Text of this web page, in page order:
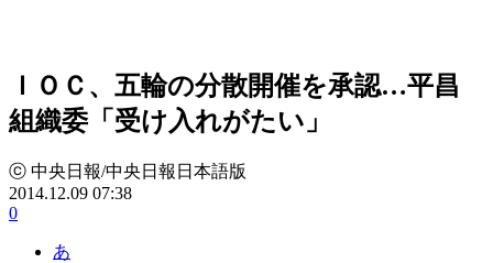
ＩＯＣ、五輪の分散開催を承認…平昌
組織委「受け入れがたい」
ⓒ 中央日報/中央日報日本語版
2014.12.09 07:38
0
あ